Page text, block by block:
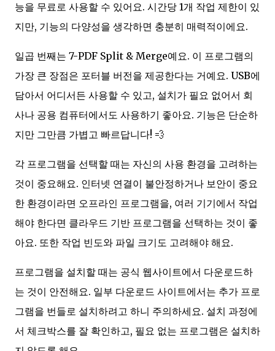
능을 무료로 사용할 수 있어요. 시간당 1개 작업 제한이 있
지만, 기능의 다양성을 생각하면 충분히 매력적이에요.
일곱 번째는 7-PDF Split & Merge예요. 이 프로그램의
가장 큰 장점은 포터블 버전을 제공한다는 거예요. USB에
담아서 어디서든 사용할 수 있고, 설치가 필요 없어서 회
사나 공용 컴퓨터에서도 사용하기 좋아요. 기능은 단순하
지만 그만큼 가볍고 빠르답니다! 💨
각 프로그램을 선택할 때는 자신의 사용 환경을 고려하는
것이 중요해요. 인터넷 연결이 불안정하거나 보안이 중요
한 환경이라면 오프라인 프로그램을, 여러 기기에서 작업
해야 한다면 클라우드 기반 프로그램을 선택하는 것이 좋
아요. 또한 작업 빈도와 파일 크기도 고려해야 해요.
프로그램을 설치할 때는 공식 웹사이트에서 다운로드하
는 것이 안전해요. 일부 다운로드 사이트에서는 추가 프로
그램을 번들로 설치하려고 하니 주의하세요. 설치 과정에
서 체크박스를 잘 확인하고, 필요 없는 프로그램은 설치하